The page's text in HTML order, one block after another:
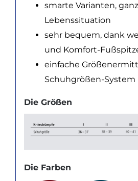
smarte Varianten,
Lebenssituation
sehr bequem, dank
und Komfort-
einfache
Schuhgrößen-System
Die Größen
Die Farben